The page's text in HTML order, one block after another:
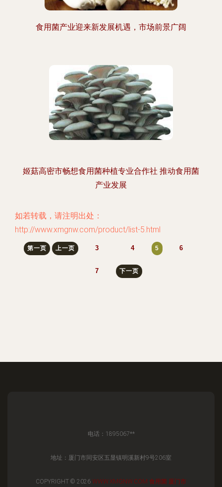
食用菌产业迎来新发展机遇，市场前景广阔
姬菇高密市畅想食用菌种植专业合作社 推动食用菌
产业发展
如若转载，请注明出处：
http://www.xmgnw.com/product/list-5.html
第一页 上一页 3 4 5 6
7 下一页
电话：1895067**
地址：厦门市同安区五显镇明溪新村9号206室
COPYRIGHT © 2026 WWW.XMGNW.COM 食用菌 厦门市